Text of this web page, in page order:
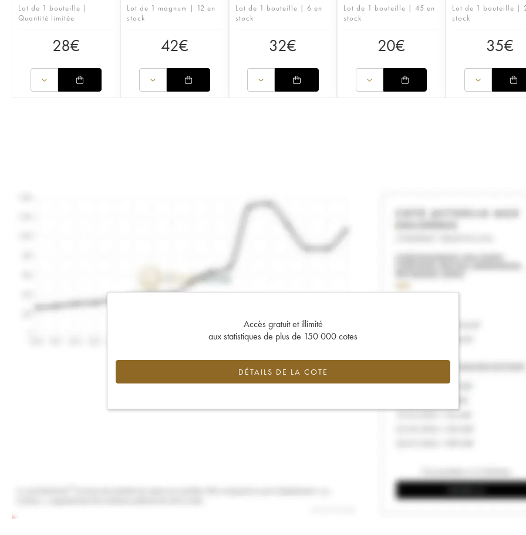
Lot de 1 bouteille |
Quantité limitée
28€
Lot de 1 magnum | 12 en
stock
42€
Lot de 1 bouteille | 6 en
stock
32€
Lot de 1 bouteille | 45 en
stock
20€
Lot de 1 bouteille |
stock
35€
Accès gratuit et illimité
aux statistiques de plus de 150 000 cotes
DÉTAILS DE LA COTE